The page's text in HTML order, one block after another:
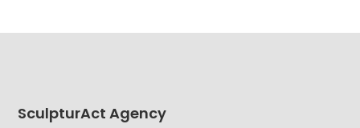
SculpturAct Agency